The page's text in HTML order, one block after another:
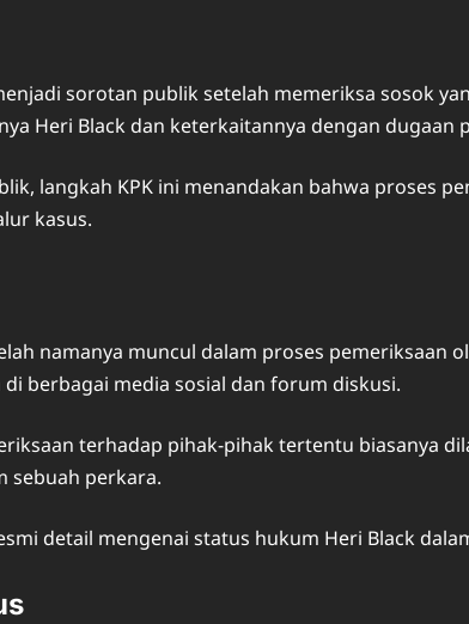
sorotan publik setelah memeriksa sosok
Heri Black dan keterkaitannya dengan
langkah KPK ini menandakan bahwa proses
kasus.
namanya muncul dalam proses pemeriksaan
berbagai media sosial dan forum diskusi.
terhadap pihak-pihak tertentu biasanya
sebuah perkara.
detail mengenai status hukum Heri Black